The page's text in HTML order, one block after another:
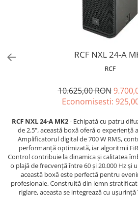
Microfoane lavaliera si headset
Microfoane pt Camere Video
conferinta
Microfoane Ribbon
Microfoane stereo
Microfoane Suspendabile
Microfoane wireless si sisteme
Stative de microfon
Studio si inregistrari
RCF NXL 24-A
RCF
10.625,00 RON
Economisesti:
RCF NXL 24-A MK2- Echipată cu patru
de 2.5", această boxă oferă o experiență
Amplificatorul digital de 700 W RMS,
performanță optimizată, iar algoritmii
Control contribuie la dinamica și calitatea
o plajă de frecvență între 60 și 20.000 Hz și
această boxă este perfectă pentru
profesionale. Construită din lemn
riglare, aceasta se integrează cu